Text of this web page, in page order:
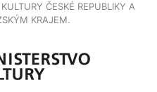
ČESKÉ REPUBLIKY A
KRAJEM.